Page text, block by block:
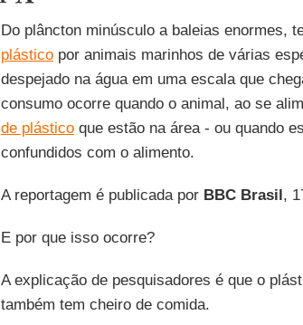
Do plâncton minúsculo a baleias enormes,
plásticopor animais marinhos de várias
despejado na água em uma escala que
consumo ocorre quando o animal, ao se
de plásticoque estão na área - ou quando
confundidos com o alimento.
A reportagem é publicada por BBC Brasil,
E por que isso ocorre?
A explicação de pesquisadores é que o
também tem cheiro de comida.